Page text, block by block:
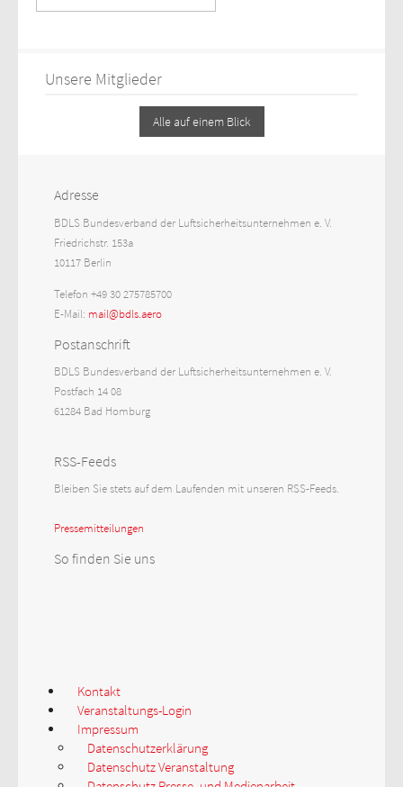
Unsere Mitglieder
Alle auf einem Blick
Adresse
BDLS Bundesverband der Luftsicherheitsunternehmen e. V.
Friedrichstr. 153a
10117 Berlin
Telefon +49 30 275785700
E-Mail: mail@bdls.aero
Postanschrift
BDLS Bundesverband der Luftsicherheitsunternehmen e. V.
Postfach 14 08
61284 Bad Homburg
RSS-Feeds
Bleiben Sie stets auf dem Laufenden mit unseren RSS-Feeds.
Pressemitteilungen
So finden Sie uns
Kontakt
Veranstaltungs-Login
Impressum
Datenschutzerklärung
Datenschutz Veranstaltung